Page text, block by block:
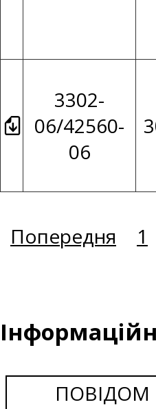
3302-
06/42560-
06
Попередня 1
ПОВІДОМ